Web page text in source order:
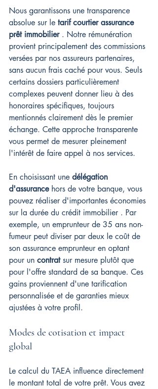
Nous garantissons une transparence
absolue sur le tarif courtier assurance
prêt immobilier . Notre rémunération
provient principalement des commissions
versées par nos assureurs partenaires,
sans aucun frais caché pour vous. Seuls
certains dossiers particulièrement
complexes peuvent donner lieu à des
honoraires spécifiques, toujours
mentionnés clairement dès le premier
échange. Cette approche transparente
vous permet de mesurer pleinement
l'intérêt de faire appel à nos services.
En choisissant une délégation
d'assurance hors de votre banque, vous
pouvez réaliser d'importantes économies
sur la durée du crédit immobilier . Par
exemple, un emprunteur de 35 ans non-
fumeur peut diviser par deux le coût de
son assurance emprunteur en optant
pour un contrat sur mesure plutôt que
pour l'offre standard de sa banque. Ces
gains proviennent d'une tarification
personnalisée et de garanties mieux
ajustées à votre profil.
Modes de cotisation et impact
global
Le calcul du TAEA influence directement
le montant total de votre prêt. Vous avez